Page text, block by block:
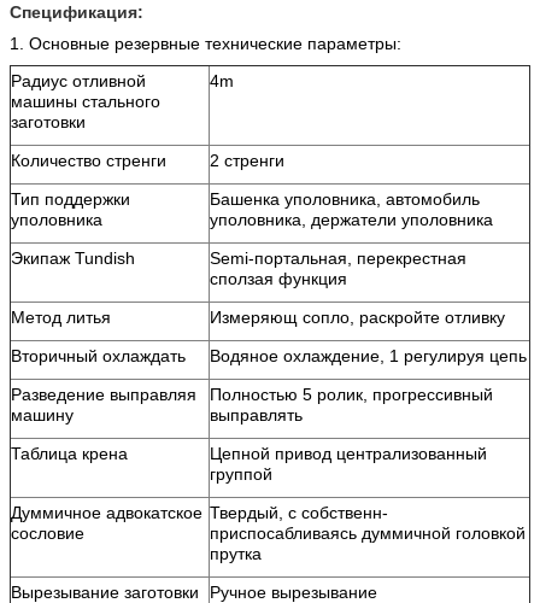
Спецификация:
1. Основные резервные технические параметры:
Радиус отливной
машины стального
заготовки
4m
Количество стренги
2 стренги
Тип поддержки
уполовника
Башенка уполовника, автомобиль
уполовника, держатели уполовника
Экипаж Tundish
Semi-портальная, перекрестная
сползая функция
Метод литья
Измеряющ сопло, раскройте отливку
Вторичный охлаждать
Водяное охлаждение, 1 регулируя цепь
Разведение выправляя
машину
Полностью 5 ролик, прогрессивный
выправлять
Таблица крена
Цепной привод централизованный
группой
Думмичное адвокатское
сословие
Твердый, с собственн-
приспосабливаясь думмичной головкой
прутка
Вырезывание заготовки
Ручное вырезывание